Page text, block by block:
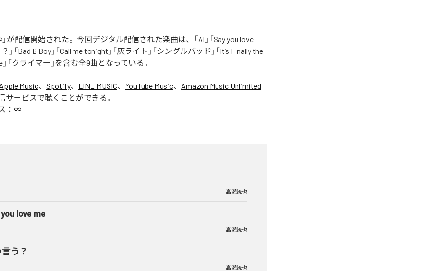
が配信開始された。今回デジタル配信された楽曲は、「AI」「Say you love
」「Bad B Boy」「Call me tonight」「灰ライト」「シングルバッド」「It’s Finally the
「クライマー」を含む全9曲となっている。
Music、 Spotify、 LINE MUSIC、 YouTube Music、 Amazon Music Unlimited
サービスで聴くことができる。
： ∞
高瀬統也
love me
高瀬統也
う？
高瀬統也